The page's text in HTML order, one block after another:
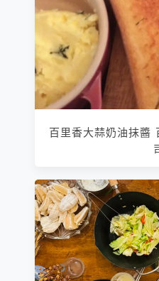
百里香大蒜奶油抹醬